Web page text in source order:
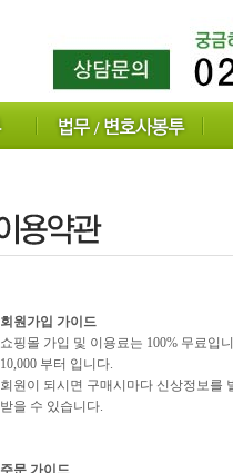
회원가입 가이드
쇼핑몰 가입 및 이용료는 100% 무료입
10,000 부터 입니다.
회원이 되시면 구매시마다 신상정보를
받을 수 있습니다.
주문 가이드